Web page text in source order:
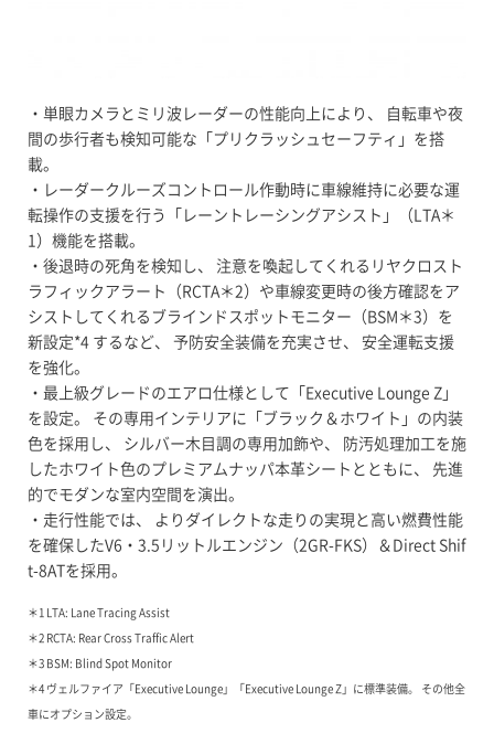
・単眼カメラとミリ波レーダーの性能向上により、 自転車や夜
間の歩行者も検知可能な「プリクラッシュセーフティ」を搭
載。
・レーダークルーズコントロール作動時に車線維持に必要な運
転操作の支援を行う「レーントレーシングアシスト」（LTA＊
1）機能を搭載。
・後退時の死角を検知し、 注意を喚起してくれるリヤクロスト
ラフィックアラート（RCTA＊2）や車線変更時の後方確認をア
シストしてくれるブラインドスポットモニター（BSM＊3）を
新設定*4 するなど、 予防安全装備を充実させ、 安全運転支援
を強化。
・最上級グレードのエアロ仕様として「Executive Lounge Z」
を設定。 その専用インテリアに「ブラック＆ホワイト」の内装
色を採用し、 シルバー木目調の専用加飾や、 防汚処理加工を施
したホワイト色のプレミアムナッパ本革シートとともに、 先進
的でモダンな室内空間を演出。
・走行性能では、 よりダイレクトな走りの実現と高い燃費性能
を確保したV6・3.5リットルエンジン（2GR-FKS）＆Direct Shif
t-8ATを採用。
＊1 LTA: Lane Tracing Assist
＊2 RCTA: Rear Cross Traffic Alert
＊3 BSM: Blind Spot Monitor
＊4 ヴェルファイア「Executive Lounge」「Executive Lounge Z」に標準装備。 その他全
車にオプション設定。